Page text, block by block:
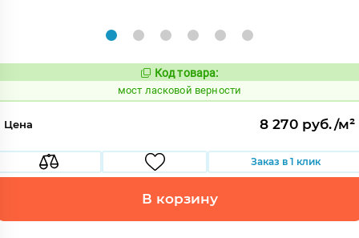
Код:
1020881
Код товара:
мост ласковой верности
Цена 8 270 руб./м²
Заказ в 1 клик
В корзину